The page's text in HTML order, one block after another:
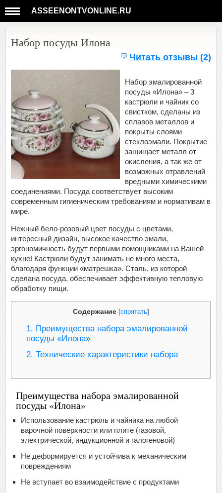
ASSEENONTVONLINE.RU
Набор посуды Илона
Читать отзывы (2)
Набор эмалированной
посуды «Илона» – 3
кастрюли и чайник со
свистком, сделаны из
сплавов металлов и
покрыты слоями
стеклоэмали. Покрытие
защищает металл от
окисления, а так же от
возможных отравлений
вредными химическими
соединениями. Посуда соответствует высоким
современным гигиеническим требованиям и нормативам в
мире.
Нежный бело-розовый цвет посуды с цветами,
интересный дизайн, высокое качество эмали,
эргономичность будут первыми помощниками на Вашей
кухне! Кастрюли будут занимать не много места,
благодаря функции «матрешка». Сталь, из которой
сделана посуда, обеспечивает эффективную тепловую
обработку пищи.
Содержание [спрятать]
1. Преимущества набора эмалированной
посуды «Илона»
2. Технические характеристики набора
Преимущества набора эмалированной
посуды «Илона»
Использование кастрюль и чайника на любой
варочной поверхности или плите (газовой,
электрической, индукционной и галогеновой)
Не деформируется и устойчива к механическим
повреждениям
Не вступает во взаимодействие с продуктами